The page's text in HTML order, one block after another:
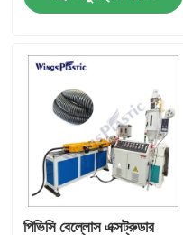
প্লাস্টিক পাইপ এক্সট্রুডার মেশিন
প্লাস্টিক পাইপ এক্সট্রুশন লাইন
প্লাস্টিক টিউব এক্সট্রুডার মেশিন
এইচডিপিই পাইপ এক্সট্রুডার
পিভিসি বেল্লোস এক্সট্রুডার